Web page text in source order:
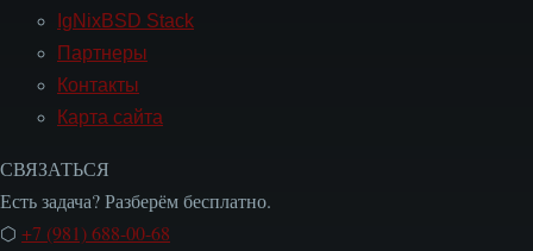
IgNixBSD Stack
Партнеры
Контакты
Карта сайта
СВЯЗАТЬСЯ
Есть задача? Разберём бесплатно.
⬡ +7 (981) 688-00-68